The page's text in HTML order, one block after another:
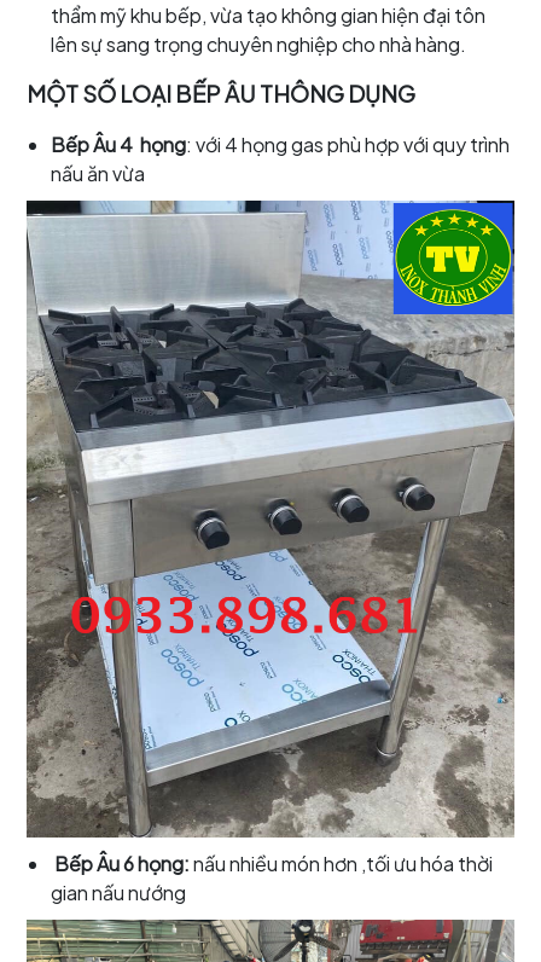
thẩm mỹ khu bếp, vừa tạo không gian hiện đại tôn
lên sự sang trọng chuyên nghiệp cho nhà hàng.
MỘT SỐ LOẠI BẾP ÂU THÔNG DỤNG
Bếp Âu 4 họng: với 4 họng gas phù hợp với quy trình
nấu ăn vừa
Bếp Âu 6 họng:nấu nhiều món hơn ,tối ưu hóa thời
gian nấu nướng